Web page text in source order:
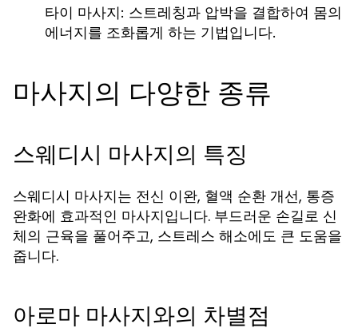
타이 마사지: 스트레칭과 압박을 결합하여 몸의
에너지를 조화롭게 하는 기법입니다.
마사지의 다양한 종류
스웨디시 마사지의 특징
스웨디시 마사지는 전신 이완, 혈액 순환 개선, 통증
완화에 효과적인 마사지입니다. 부드러운 손길로 신
체의 근육을 풀어주고, 스트레스 해소에도 큰 도움을
줍니다.
아로마 마사지와의 차별점